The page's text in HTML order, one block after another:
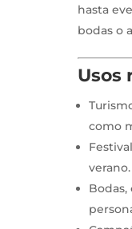
hasta
bodas o
Usos
como
verano.